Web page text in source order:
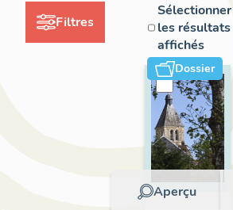
Filtres
Sélectionner
les résultats
affichés
Dossier
Aperçu